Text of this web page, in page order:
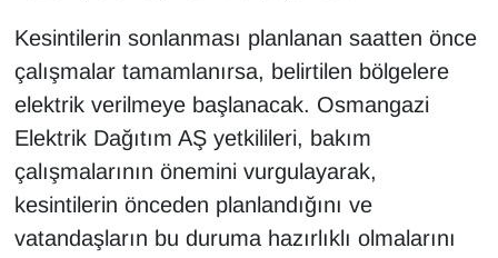
Kesintilerin sonlanması planlanan saatten önce
çalışmalar tamamlanırsa, belirtilen bölgelere
elektrik verilmeye başlanacak. Osmangazi
Elektrik Dağıtım AŞ yetkilileri, bakım
çalışmalarının önemini vurgulayarak,
kesintilerin önceden planlandığını ve
vatandaşların bu duruma hazırlıklı olmalarını